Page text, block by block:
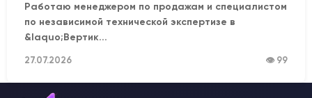
Работаю менеджером по продажам и специалистом
по независимой технической экспертизе в
&laquo;Вертик...
27.07.2026 👁 99